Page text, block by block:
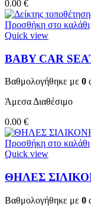
0.00 €
Προσθήκη στο καλάθι
Quick view
BABY CAR
Βαθμολογήθηκε με 0
Άμεσα Διαθέσιμο
0.00 €
Προσθήκη στο καλάθι
Quick view
ΘΗΛΕΣ
Βαθμολογήθηκε με 0